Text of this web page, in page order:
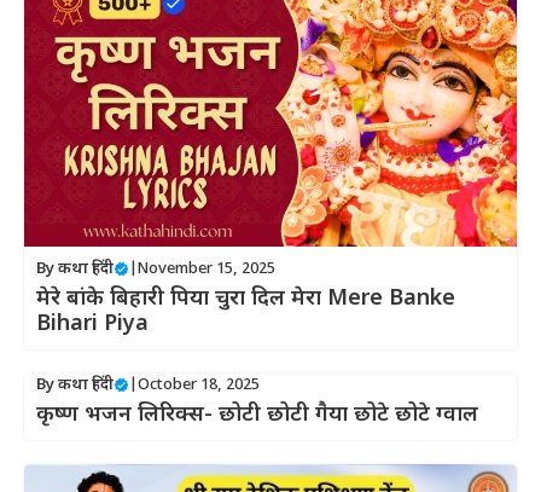
Byकथा हिंदी November 15, 2025
मेरे बांके बिहारी पिया चुरा दिल मेरा Mere Banke
Bihari Piya
Byकथा हिंदी October 18, 2025
कृष्ण भजन लिरिक्स- छोटी छोटी गैया छोटे छोटे ग्वाल